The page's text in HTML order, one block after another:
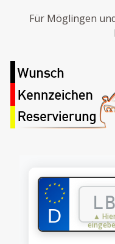
Für Möglingen
★ ★
★
★
★
★
★
★
★
★
★
★
▲